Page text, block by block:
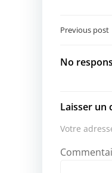
Post
Previous post
No
Laisser un
Votre